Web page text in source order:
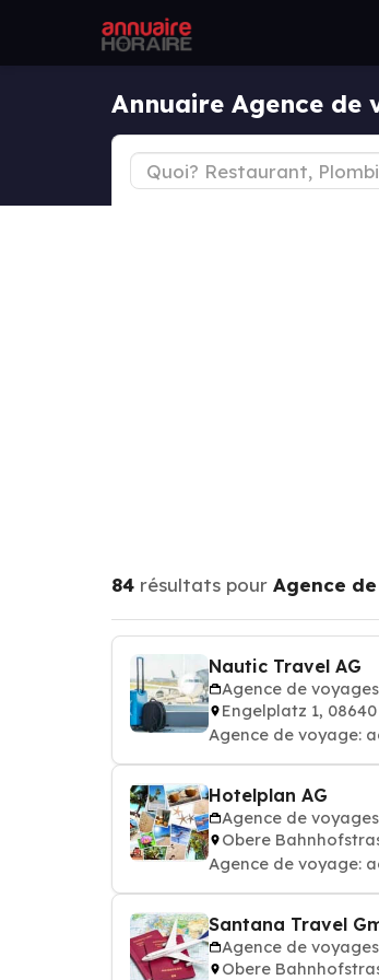
Annuaire Agence
84 résultats pour Agence
Nautic Travel AG
Agence de voyages
Engelplatz 1, 08640
Agence de voyage:
Hotelplan AG
Agence de voyages
Obere
Agence de voyage:
Santana Travel
Agence de voyages
Obere